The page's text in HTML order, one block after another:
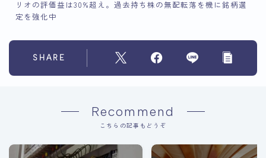
リオの評価益は30%超え。過去持ち株の無配転落を機に銘柄選
定を強化中
SHARE
Recommend
こちらの記事もどうぞ